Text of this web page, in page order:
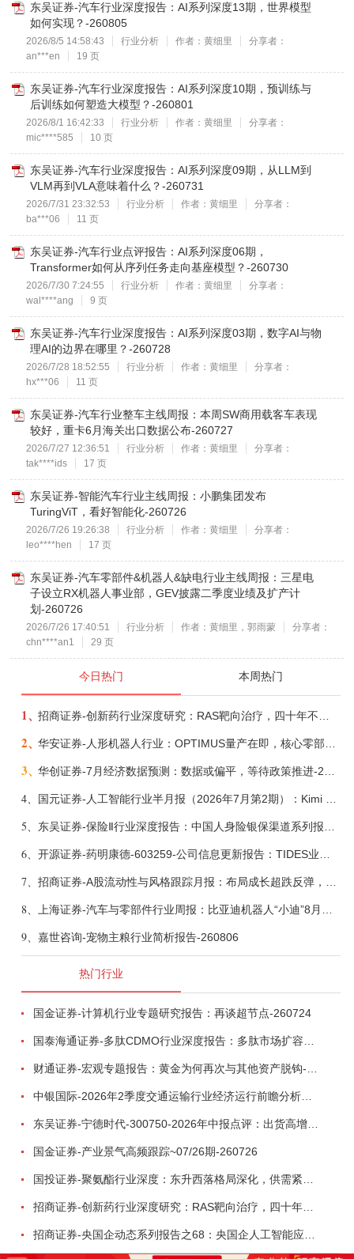
东吴证券-汽车行业深度报告：AI系列深度13期，世界模型
如何实现？-260805
2026/8/5 14:58:43 行业分析 作者：黄细里
分享者：
an***en
19 页
东吴证券-汽车行业深度报告：AI系列深度10期，预训练与
后训练如何塑造大模型？-260801
2026/8/1 16:42:33 行业分析 作者：黄细里
分享者：
mic****585
10 页
东吴证券-汽车行业深度报告：AI系列深度09期，从LLM到
VLM再到VLA意味着什么？-260731
2026/7/31 23:32:53 行业分析 作者：黄细里
分享者：
ba***06
11 页
东吴证券-汽车行业点评报告：AI系列深度06期，
Transformer如何从序列任务走向基座模型？-260730
2026/7/30 7:24:55 行业分析 作者：黄细里
分享者：
wal****ang
9 页
东吴证券-汽车行业深度报告：AI系列深度03期，数字AI与物
理AI的边界在哪里？-260728
2026/7/28 18:52:55 行业分析 作者：黄细里
分享者：
hx***06
11 页
东吴证券-汽车行业整车主线周报：本周SW商用载客车表现
较好，重卡6月海关出口数据公布-260727
2026/7/27 12:36:51 行业分析 作者：黄细里
分享者：
tak****ids
17 页
东吴证券-智能汽车行业主线周报：小鹏集团发布
TuringViT，看好智能化-260726
2026/7/26 19:26:38 行业分析 作者：黄细里
分享者：
leo****hen
17 页
东吴证券-汽车零部件&机器人&缺电行业主线周报：三星电
子设立RX机器人事业部，GEV披露二季度业绩及扩产计
划-260726
2026/7/26 17:40:51 行业分析 作者：黄细里，郭雨蒙
分享者：
chn****an1
29 页
今日热门 本周热门
1、
2、
3、
4、
5、
6、
7、
8、
9、 嘉世咨询-宠物主粮行业简析报告-260806
热门行业
国金证券-计算机行业专题研究报告：再谈超节点-260724
中银国际-2026年2季度交通运输行业经济运行前瞻分析：地缘冲突致航运和航空景气度分化，交通基础设施板块总体呈现稳健特征-260724
东吴证券-宁德时代-300750-2026年中报点评：出货高增业绩稳健，回购彰显龙头信心-260726
国金证券-产业景气高频跟踪~07/26期-260726
招商证券-创新药行业深度研究：RAS靶向治疗，四十年不可成药的终结，与终结之后的治疗格局演化-260805